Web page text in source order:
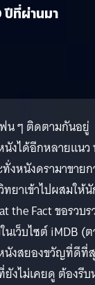
ที่ผ่านมา
น ๆ ติดตามกันอยู่
งได้อีกหลายแนว
หนังดรามาขายก
ยาเข้าไปผสมให้
the Fact ขอรวบร
เว็บไซต์ iMDB (
หนังสยองขวัญที่ดีที่
ยังไม่เคยดู ต้องรี